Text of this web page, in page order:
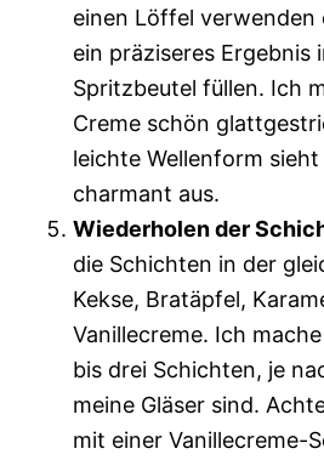
einen Löffel verwenden
ein präziseres Ergebnis
Spritzbeutel füllen. Ich
Creme schön
leichte Wellenform
charmant aus.
Wiederholen der
die Schichten in der
Kekse, Bratäpfel,
Vanillecreme. Ich
bis drei Schichten, je
meine Gläser sind.
mit einer Vanillecreme-